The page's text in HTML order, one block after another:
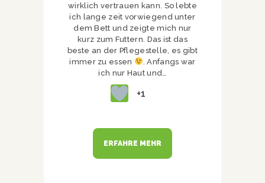
wirklich vertrauen kann. So lebte
ich lange zeit vorwiegend unter
dem Bett und zeigte mich nur
kurz zum Futtern. Das ist das
beste an der Pflegestelle, es gibt
immer zu essen
. Anfangs war
ich nur Haut und…
+1
ERFAHRE MEHR